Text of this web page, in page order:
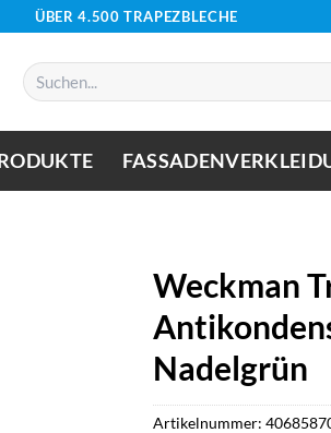
ÜBER 4.500 TRAPEZBLECHE
Suchen
nach:
Weckman
Nadelgrün
Artikelnummer: